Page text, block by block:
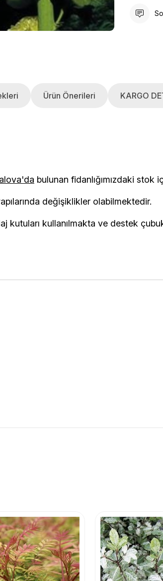
Ürün Önerileri KARGO
bulunan
değişiklikler olabilmektedir.
kullanılmakta ve destek